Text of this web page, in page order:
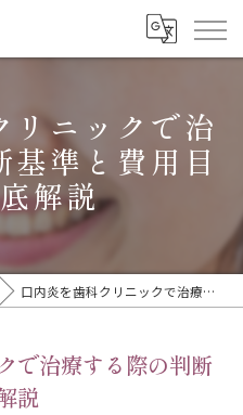
リニックで治
基準と費用目
解説
口内炎を歯科クリニックで治療する際の判断基準と費用目安を徹底解説
で治療する際の判断
説